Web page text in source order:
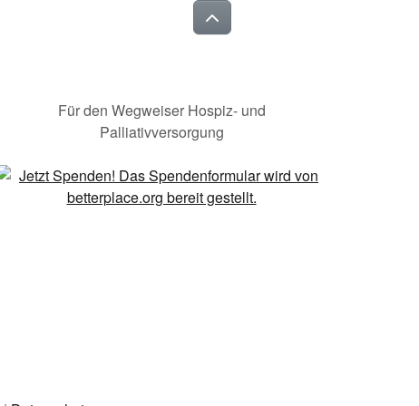
Für den Wegweiser Hospiz- und
Palliativversorgung